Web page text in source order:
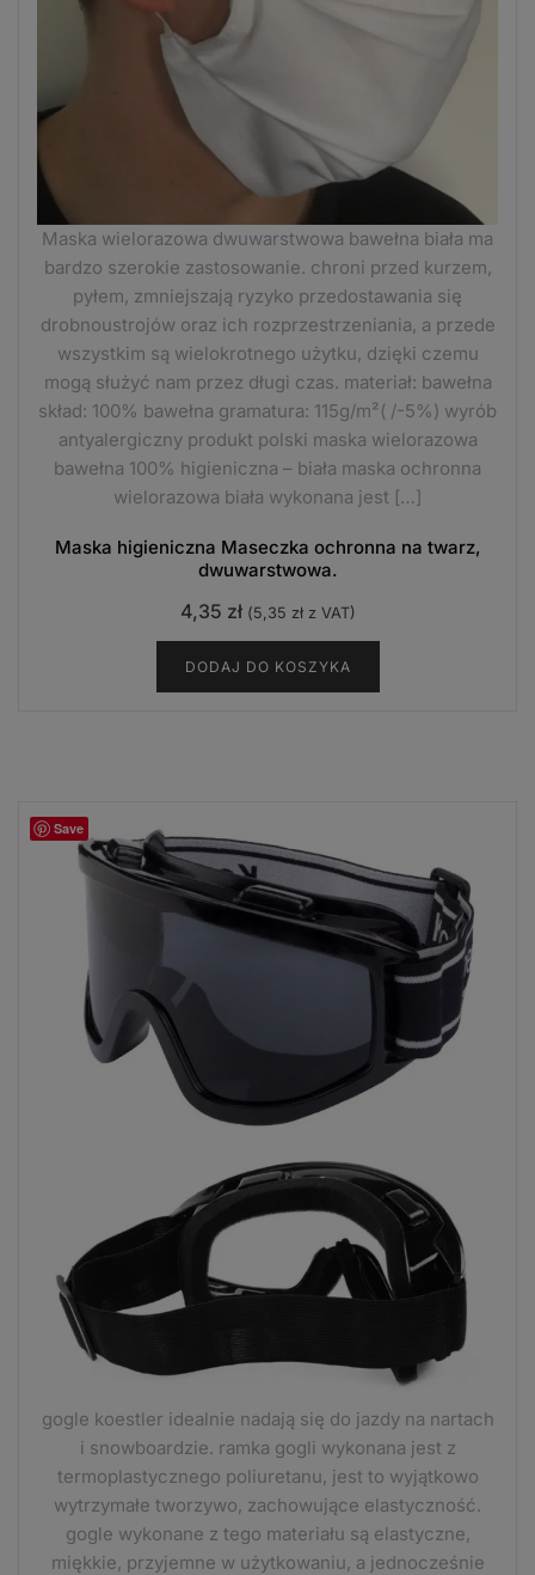
Maska wielorazowa dwuwarstwowa bawełna biała ma
bardzo szerokie zastosowanie. chroni przed kurzem,
pyłem, zmniejszają ryzyko przedostawania się
drobnoustrojów oraz ich rozprzestrzeniania, a przede
wszystkim są wielokrotnego użytku, dzięki czemu
mogą służyć nam przez długi czas. materiał: bawełna
skład: 100% bawełna gramatura: 115g/m²( /-5%) wyrób
antyalergiczny produkt polski maska wielorazowa
bawełna 100% higieniczna – biała maska ochronna
wielorazowa biała wykonana jest […]
Maska higieniczna Maseczka ochronna na twarz,
dwuwarstwowa.
4,35 zł (5,35 złz VAT)
DODAJ DO KOSZYKA
Save
gogle koestler idealnie nadają się do jazdy na nartach
i snowboardzie. ramka gogli wykonana jest z
termoplastycznego poliuretanu, jest to wyjątkowo
wytrzymałe tworzywo, zachowujące elastyczność.
gogle wykonane z tego materiału są elastyczne,
miękkie, przyjemne w użytkowaniu, a jednocześnie